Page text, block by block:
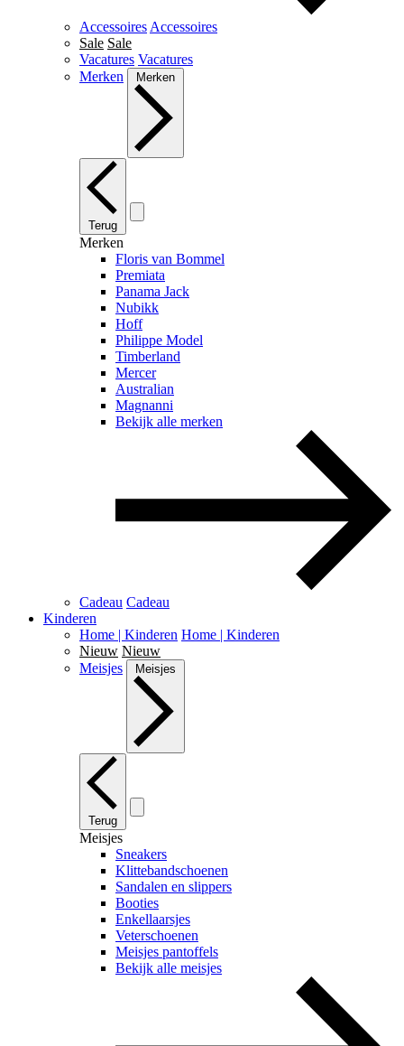
Accessoires Accessoires
Sale Sale
Vacatures Vacatures
Merken
Merken
Terug
Merken
Floris van Bommel
Premiata
Panama Jack
Nubikk
Hoff
Philippe Model
Timberland
Mercer
Australian
Magnanni
Bekijk alle merken
Cadeau Cadeau
Kinderen
Home | Kinderen Home | Kinderen
Nieuw Nieuw
Meisjes
Meisjes
Terug
Meisjes
Sneakers
Klittebandschoenen
Sandalen en slippers
Booties
Enkellaarsjes
Veterschoenen
Meisjes pantoffels
Bekijk alle meisjes